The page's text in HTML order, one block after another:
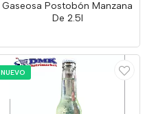
Gaseosa Postobón Manzana
De 2.5l
NUEVO